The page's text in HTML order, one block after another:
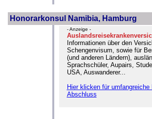
Honorarkonsul Namibia, Hamburg
- Anzeige -
Informationen über den
Schengenvisum, sowie für
(und anderen Ländern),
Sprachschüler, Aupairs,
USA, Auswanderer...
Hier klicken für
Abschluss